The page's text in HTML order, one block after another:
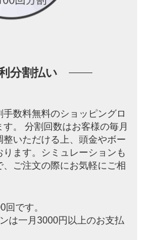
分割払い
数料無料のショッピングロ
。 分割回数はお客様の毎月
いただける上、頭金やボー
ます。シミュレーションも
ご注文の際にお気軽にご相
です。
は一月3000円以上のお支払